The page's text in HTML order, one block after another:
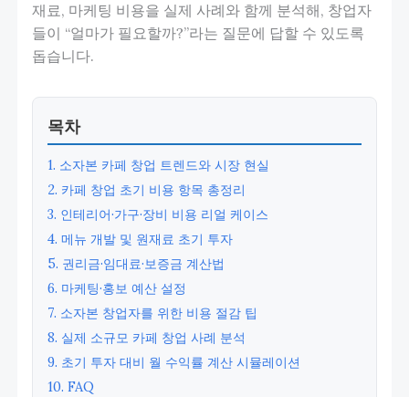
재료, 마케팅 비용을 실제 사례와 함께 분석해, 창업자
들이 “얼마가 필요할까?”라는 질문에 답할 수 있도록
돕습니다.
목차
1. 소자본 카페 창업 트렌드와 시장 현실
2. 카페 창업 초기 비용 항목 총정리
3. 인테리어·가구·장비 비용 리얼 케이스
4. 메뉴 개발 및 원재료 초기 투자
5. 권리금·임대료·보증금 계산법
6. 마케팅·홍보 예산 설정
7. 소자본 창업자를 위한 비용 절감 팁
8. 실제 소규모 카페 창업 사례 분석
9. 초기 투자 대비 월 수익률 계산 시뮬레이션
10. FAQ